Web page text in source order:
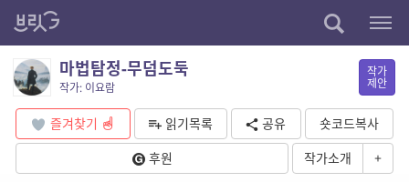
마법탐정-무덤도둑
작가: 이요람
작가
제안
즐겨찾기 읽기목록 공유
숏코드복사
후원
작가소개 +